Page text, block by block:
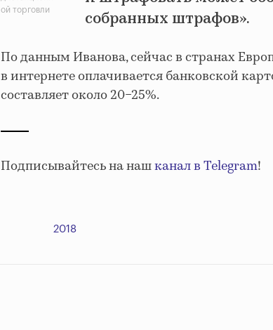
ой торговли
собранных штрафов».
По данным Иванова, сейчас в странах
в интернете оплачивается банковской
составляет около 20−25%.
Подписывайтесь на нашканал в Telegram!
2018